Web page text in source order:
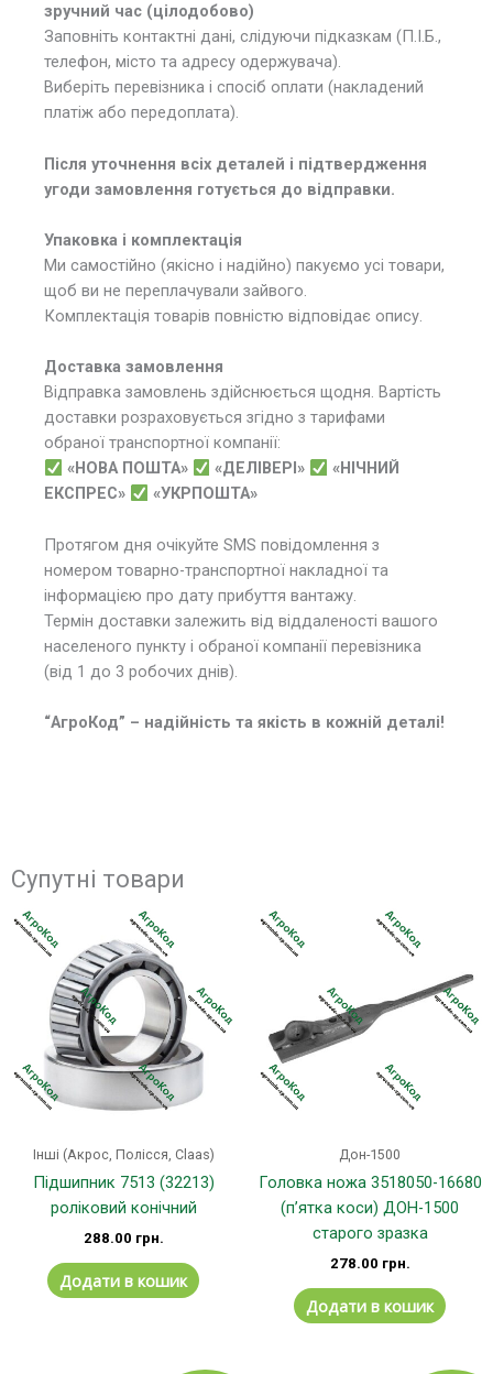
зручний час (цілодобово)
Заповніть контактні дані, слідуючи підказкам (П.І.Б.,
телефон, місто та адресу одержувача).
Виберіть перевізника і спосіб оплати (накладений
платіж або передоплата).
Після уточнення всіх деталей і підтвердження
угоди замовлення готується до відправки.
Упаковка і комплектація
Ми самостійно (якісно і надійно) пакуємо усі товари,
щоб ви не переплачували зайвого.
Комплектація товарів повністю відповідає опису.
Доставка замовлення
Відправка замовлень здійснюється щодня. Вартість
доставки розраховується згідно з тарифами
обраної транспортної компанії:
«НОВА ПОШТА»
«ДЕЛІВЕРІ»
«НІЧНИЙ
ЕКСПРЕС»
«УКРПОШТА»
Протягом дня очікуйте SMS повідомлення з
номером товарно-транспортної накладної та
інформацією про дату прибуття вантажу.
Термін доставки залежить від віддаленості вашого
населеного пункту і обраної компанії перевізника
(від 1 до 3 робочих днів).
“АгроКод” – надійність та якість в кожній деталі!
Супутні товари
Інші (Акрос, Полісся, Claas)
Підшипник 7513 (32213)
роліковий конічний
288.00 грн.
Додати в кошик
Дон-1500
Головка ножа 3518050-16680
(п’ятка коси) ДОН-1500
старого зразка
278.00 грн.
Додати в кошик